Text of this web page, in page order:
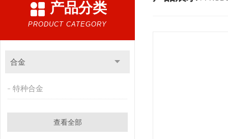
产品分类
PRODUCT CATEGORY
合金
特种合金
查看全部